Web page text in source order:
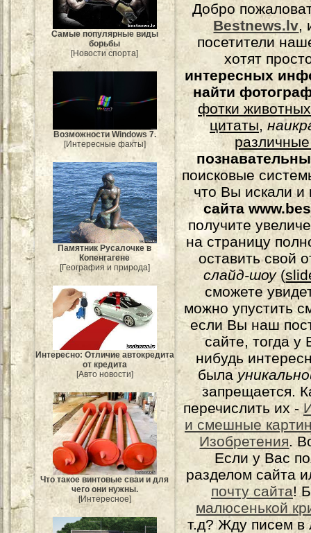
Самые популярные виды
борьбы
[Новости спорта]
Возможности Windows 7.
[Интересные факты]
Памятник Русалочке в
Копенгагене
[География и природа]
Интересно: Отличие автокредита
от кредита
[Авто новости]
Что такое винтовые сваи и для
чего они нужны.
[Интересное]
Добро
Bestnews.lv,
посетители
хотят
интересных
найти
фотки животных
цитаты,
поисковые
что Вы искали и
сайта
получите
на страницу
оставить свой
слайд-шоу(
сможете
можно упустить
если Вы наш
сайте, тогда у
нибудь
была
запрещается.
перечислить их -
и смешные
Изобретения.
Если у Вас
разделом сайта
почту сайта!
малюсенькой
т.д? Жду писем в